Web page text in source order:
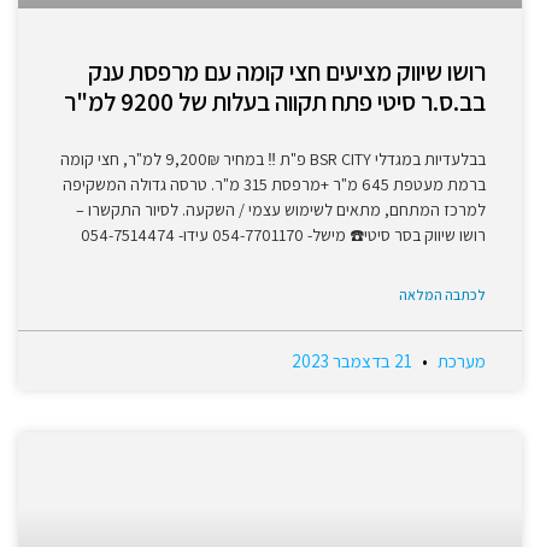
רושו שיווק מציעים חצי קומה עם מרפסת ענק
בב.ס.ר סיטי פתח תקווה בעלות של 9200 למ"ר
בבלעדיות במגדלי BSR CITY פ"ת ‼️ במחיר 9,200₪ למ"ר, חצי קומה
ברמת מעטפת 645 מ"ר +מרפסת 315 מ"ר. טרסה גדולה המשקיפה
למרכז המתחם, מתאים לשימוש עצמי / השקעה. לסיור התקשרו –
רושו שיווק בסר סיטי☎️ מישל- 054-7701170 עידו- 054-7514474
לכתבה המלאה
מערכת